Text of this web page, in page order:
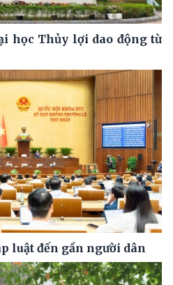
học Thủy lợi dao động từ
luật đến gần người dân